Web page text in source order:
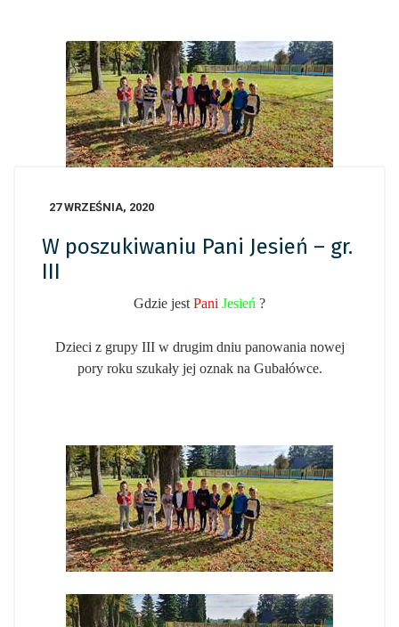
27 WRZEŚNIA, 2020
W poszukiwaniu Pani Jesień – gr.
III
Gdzie jest Pani Jesień ?
Dzieci z grupy III w drugim dniu panowania nowej
pory roku szukały jej oznak na Gubałówce.